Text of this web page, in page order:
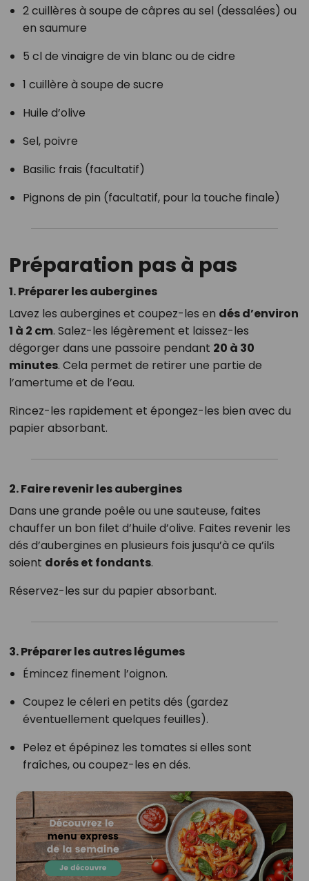
2 cuillères à soupe de câpres au sel (dessalées) ou
en saumure
5 cl de vinaigre de vin blanc ou de cidre
1 cuillère à soupe de sucre
Huile d’olive
Sel, poivre
Basilic frais (facultatif)
Pignons de pin (facultatif, pour la touche finale)
Préparation pas à pas
1. Préparer les aubergines
Lavez les aubergines et coupez-les en dés d’environ
1 à 2 cm. Salez-les légèrement et laissez-les
dégorger dans une passoire pendant 20 à 30
minutes. Cela permet de retirer une partie de
l’amertume et de l’eau.
Rincez-les rapidement et épongez-les bien avec du
papier absorbant.
2. Faire revenir les aubergines
Dans une grande poêle ou une sauteuse, faites
chauffer un bon filet d’huile d’olive. Faites revenir les
dés d’aubergines en plusieurs fois jusqu’à ce qu’ils
soient dorés et fondants.
Réservez-les sur du papier absorbant.
3. Préparer les autres légumes
Émincez finement l’oignon.
Coupez le céleri en petits dés (gardez
éventuellement quelques feuilles).
Pelez et épépinez les tomates si elles sont
fraîches, ou coupez-les en dés.